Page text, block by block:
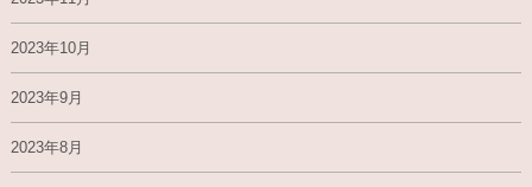
2023年10月
2023年9月
2023年8月